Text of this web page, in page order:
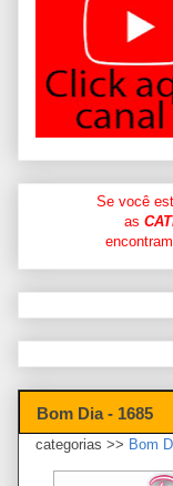
Se você
as
Bom Dia - 1685
categorias >> Bom